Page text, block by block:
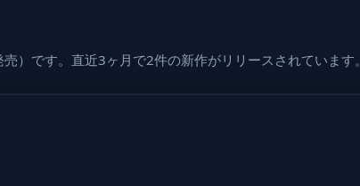
）です。直近3ヶ月で2件の新作がリリースされています。